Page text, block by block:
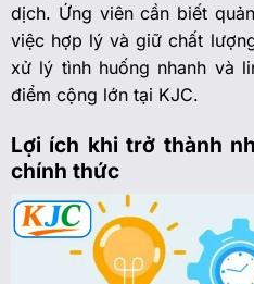
dịch. Ứng viên cần biết
việc hợp lý và giữ chất
xử lý tình huống nhanh và
điểm cộng lớn tại KJC.
Lợi ích khi trở thành
chính thức